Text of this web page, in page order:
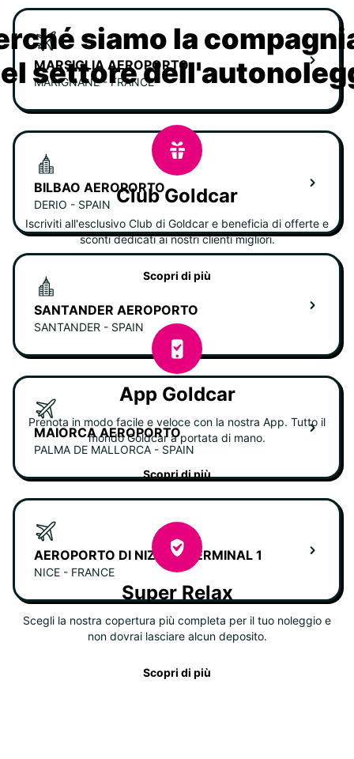
MARSIGLIA AEROPORTO
MARIGNANE - FRANCE
BILBAO AEROPORTO
DERIO - SPAIN
SANTANDER AEROPORTO
SANTANDER - SPAIN
MAIORCA AEROPORTO
PALMA DE MALLORCA - SPAIN
AEROPORTO DI NIZZA - TERMINAL 1
NICE - FRANCE
siamo la
settore
Club Goldcar
Iscriviti all'esclusivo Club di Goldcar e beneficia di offerte e
sconti dedicati ai nostri clienti migliori.
Scopri di più
App Goldcar
Prenota in modo facile e veloce con la nostra App. Tutto il
mondo Goldcar a portata di mano.
Scopri di più
Super Relax
Scegli la nostra copertura più completa per il tuo noleggio e
non dovrai lasciare alcun deposito.
Scopri di più